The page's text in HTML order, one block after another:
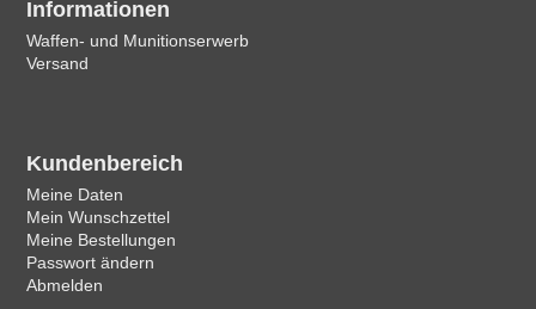
Informationen
Waffen- und Munitionserwerb
Versand
Kundenbereich
Meine Daten
Mein Wunschzettel
Meine Bestellungen
Passwort ändern
Abmelden